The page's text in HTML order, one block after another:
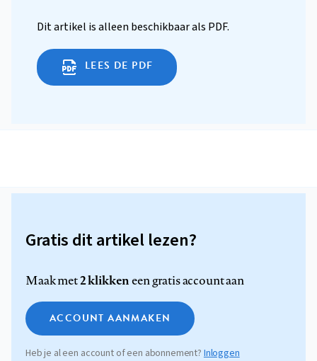
Dit artikel is alleen beschikbaar als PDF.
LEES DE PDF
Gratis dit artikel lezen?
Maak met2 klikkeneen gratis account aan
ACCOUNT AANMAKEN
Heb je al een account of een abonnement? Inloggen